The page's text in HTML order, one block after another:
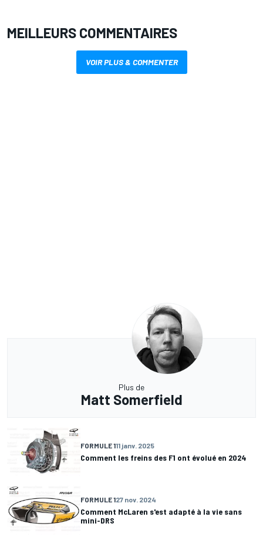
MEILLEURS COMMENTAIRES
VOIR PLUS & COMMENTER
Plus de
Matt Somerfield
FORMULE 111 janv. 2025
Comment les freins des F1 ont évolué en 2024
FORMULE 127 nov. 2024
Comment McLaren s'est adapté à la vie sans
mini-DRS